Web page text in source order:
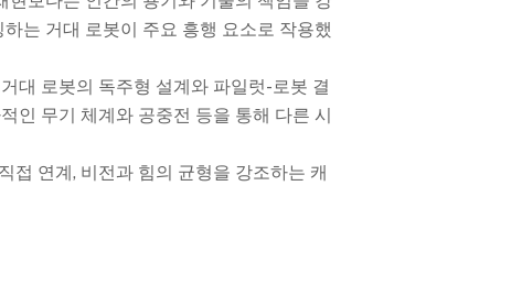
는 거대 로봇이 주요 흥행 요소로 작용했
대 로봇의 독주형 설계와 파일럿-로봇 결
인 무기 체계와 공중전 등을 통해 다른 시
접 연계, 비전과 힘의 균형을 강조하는 캐